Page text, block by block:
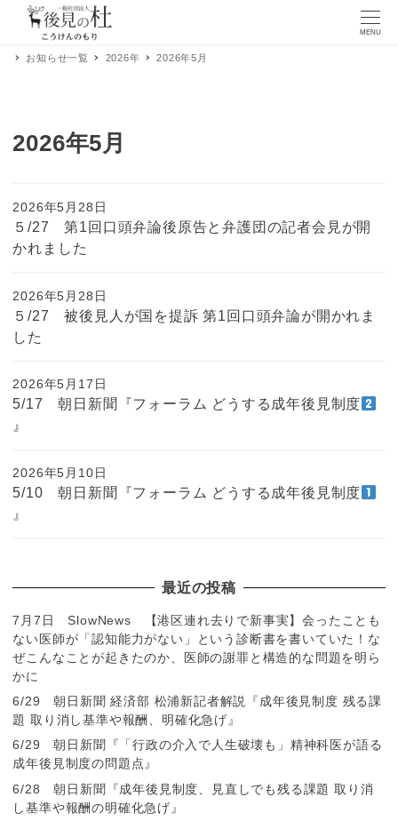
MENU
お知らせ一覧 2026年 2026年5月
2026年5月
５/27 第1回口頭弁論後原告と弁護団の記者会見が開
かれました
2026年5月28日
５/27 被後見人が国を提訴 第1回口頭弁論が開かれま
した
2026年5月28日
5/17 朝日新聞『フォーラム どうする成年後見制度
』
2026年5月17日
5/10 朝日新聞『フォーラム どうする成年後見制度
』
2026年5月10日
最近の投稿
7月7日 SlowNews 【港区連れ去りで新事実】会ったことも
ない医師が「認知能力がない」という診断書を書いていた！な
ぜこんなことが起きたのか、医師の謝罪と構造的な問題を明ら
かに
6/29 朝日新聞 経済部 松浦新記者解説『成年後見制度 残る課
題 取り消し基準や報酬、明確化急げ』
6/29 朝日新聞『「行政の介入で人生破壊も」精神科医が語る
成年後見制度の問題点』
6/28 朝日新聞『成年後見制度、見直しでも残る課題 取り消
し基準や報酬の明確化急げ』